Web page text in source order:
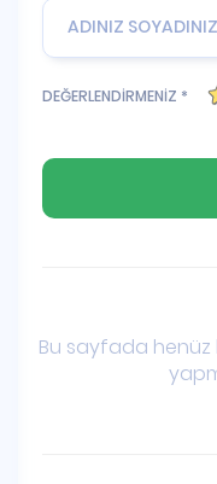
DEĞERLENDİRMENİZ *
Bu sayfada henüz